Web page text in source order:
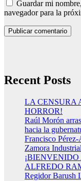
Guardar mi
navegador para la
Recent Posts
LA CENSURA
HORROR!
Raúl Morón
hacia la
Francisco
Zamora
ALFREDO
Regidor Barush